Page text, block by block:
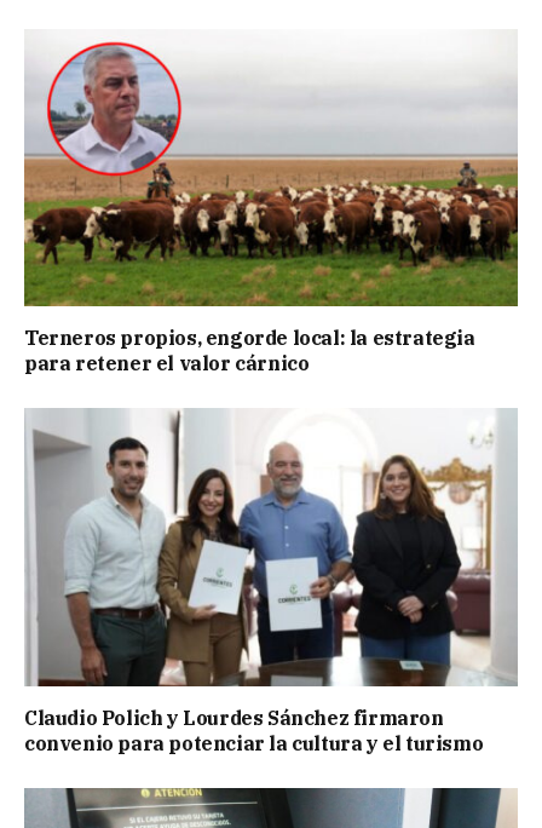
Terneros propios, engorde local: la estrategia
para retener el valor cárnico
Claudio Polich y Lourdes Sánchez firmaron
convenio para potenciar la cultura y el turismo